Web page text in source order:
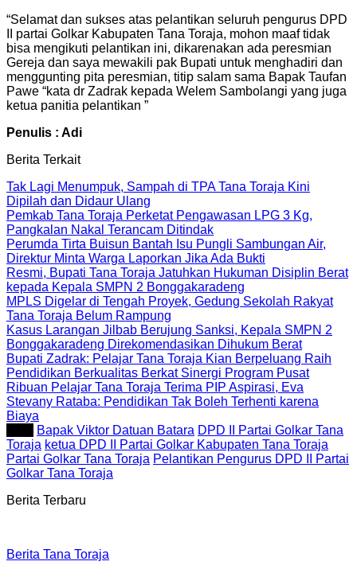
“Selamat dan sukses atas pelantikan seluruh pengurus DPD
II partai Golkar Kabupaten Tana Toraja, mohon maaf tidak
bisa mengikuti pelantikan ini, dikarenakan ada peresmian
Gereja dan saya mewakili pak Bupati untuk menghadiri dan
menggunting pita peresmian, titip salam sama Bapak Taufan
Pawe “kata dr Zadrak kepada Welem Sambolangi yang juga
ketua panitia pelantikan ”
Penulis : Adi
Berita Terkait
Tak Lagi Menumpuk, Sampah di TPA Tana Toraja Kini
Dipilah dan Didaur Ulang
Pemkab Tana Toraja Perketat Pengawasan LPG 3 Kg,
Pangkalan Nakal Terancam Ditindak
Perumda Tirta Buisun Bantah Isu Pungli Sambungan Air,
Direktur Minta Warga Laporkan Jika Ada Bukti
Resmi, Bupati Tana Toraja Jatuhkan Hukuman Disiplin Berat
kepada Kepala SMPN 2 Bonggakaradeng
MPLS Digelar di Tengah Proyek, Gedung Sekolah Rakyat
Tana Toraja Belum Rampung
Kasus Larangan Jilbab Berujung Sanksi, Kepala SMPN 2
Bonggakaradeng Direkomendasikan Dihukum Berat
Bupati Zadrak: Pelajar Tana Toraja Kian Berpeluang Raih
Pendidikan Berkualitas Berkat Sinergi Program Pusat
Ribuan Pelajar Tana Toraja Terima PIP Aspirasi, Eva
Stevany Rataba: Pendidikan Tak Boleh Terhenti karena
Biaya
Bapak Viktor Datuan Batara DPD II Partai Golkar Tana
Toraja ketua DPD II Partai Golkar Kabupaten Tana Toraja
Partai Golkar Tana Toraja Pelantikan Pengurus DPD II Partai
Golkar Tana Toraja
Berita Terbaru
Berita Tana Toraja